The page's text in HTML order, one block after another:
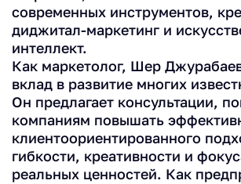
современных инструментов,
диджитал-маркетинг и
интеллект.
Как маркетолог, Шер
вклад в развитие многих
Он предлагает консультации,
компаниям повышать
клиентоориентированного
гибкости, креативности и
реальных ценностей. Как